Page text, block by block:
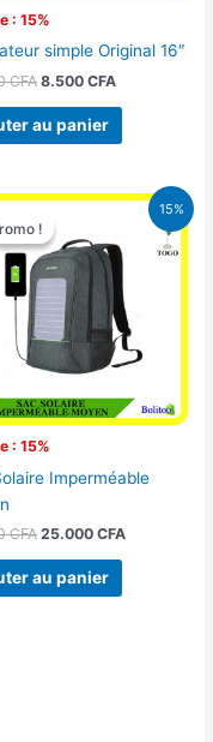
: 15%
simple Original 16″
CFA 8.500 CFA
au panier
15%
!
: 15%
!
Imperméable
CFA
Le
prix
initial
était :
29.500 CFA.
25.000 CFA
Le
prix
actuel
au panier